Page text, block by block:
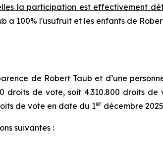
la participation est effectivement
a 100% l'usufruit et les enfants de
de Robert Taub et d’une
droits de vote, soit 4.310.800 droits
de vote en date du 1er décembre
suivantes :